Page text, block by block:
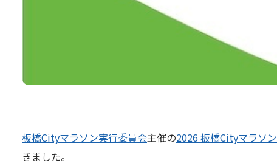
板橋Cityマラソン実行委員会主催の2026 板橋Cityマラソン
きました。